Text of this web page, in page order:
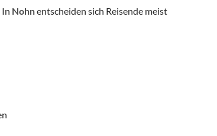
Nohnentscheiden sich Reisende meist